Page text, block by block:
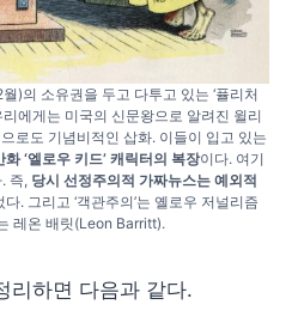
)의 소유권을 두고 다투고 있는 ‘퓰리처
에게는 미국의 신문왕으로 알려진 윌리
로도 기념비적인 삽화. 이들이 입고 있는
‘엘로우 키드’ 캐릭터의 복장이다. 여기
즉, 당시 선정주의적 가짜뉴스는 예외적
다. 그리고 ‘객관주의’는 옐로우 저널리즘
레온 배릿(Leon Barritt).
리하면 다음과 같다.